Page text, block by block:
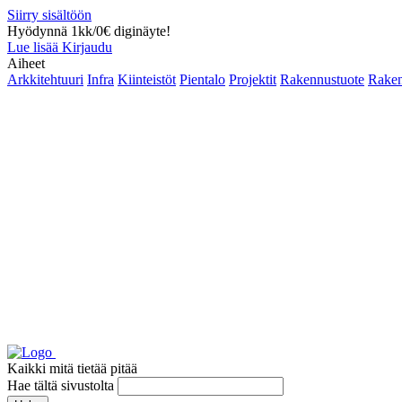
Siirry sisältöön
Hyödynnä 1kk/0€ diginäyte!
Lue lisää Kirjaudu
Aiheet
Arkkitehtuuri Infra Kiinteistöt Pientalo Projektit Rakennustuote
Kaikki mitä tietää pitää
Hae tältä sivustolta